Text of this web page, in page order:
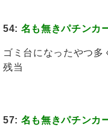
54: 名も無きパチンカ
ゴミ台になったやつ多
残当
57: 名も無きパチンカ